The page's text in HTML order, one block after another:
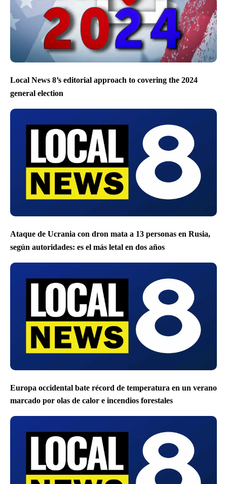
Local News 8’s editorial approach to covering the 2024
general election
Ataque de Ucrania con dron mata a 13 personas en Rusia,
según autoridades: es el más letal en dos años
Europa occidental bate récord de temperatura en un verano
marcado por olas de calor e incendios forestales